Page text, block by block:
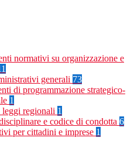
normativi su organizzazione e
generali 73
di programmazione strategico-
1
leggi regionali 1
e codice di condotta 6
per cittadini e imprese 1